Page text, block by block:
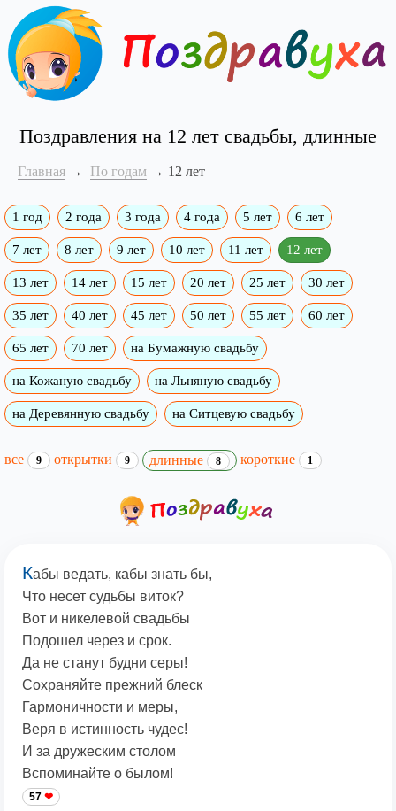
Поздравления на 12 лет свадьбы, длинные
Главная По годам 12 лет
1 год 2 года 3 года 4 года 5 лет 6 лет
7 лет 8 лет 9 лет 10 лет 11 лет 12 лет
13 лет 14 лет 15 лет 20 лет 25 лет 30 лет
35 лет 40 лет 45 лет 50 лет 55 лет 60 лет
65 лет 70 лет на Бумажную свадьбу
на Кожаную свадьбу на Льняную свадьбу
на Деревянную свадьбу на Ситцевую свадьбу
все 9 открытки 9 длинные 8 короткие 1
Кабы ведать, кабы знать бы,
Что несет судьбы виток?
Вот и никелевой свадьбы
Подошел через и срок.
Да не станут будни серы!
Сохраняйте прежний блеск
Гармоничности и меры,
Веря в истинность чудес!
И за дружеским столом
Вспоминайте о былом!
57